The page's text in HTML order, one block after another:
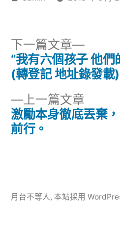
文
導
覽
上一篇文章
一
激勵本身徹底丟棄
前行。
下一篇文章
下
一
篇
“我有六個孩子 他們
(轉登記 地址錄發載)
月台不等人, 本站採用